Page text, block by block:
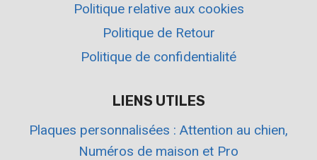
Politique relative aux cookies
Politique de Retour
Politique de confidentialité
LIENS UTILES
Plaques personnalisées : Attention au chien,
Numéros de maison et Pro